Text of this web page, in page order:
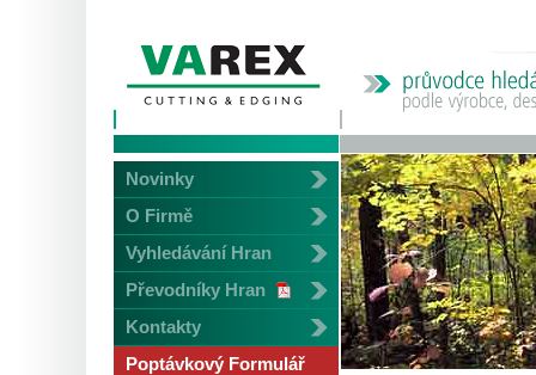
Novinky
O Firmě
Vyhledávání Hran
Převodníky Hran
Kontakty
Poptávkový Formulář